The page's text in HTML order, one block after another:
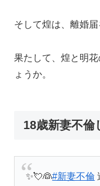
そして煌は、離婚
果たして、煌と明
ょうか。
18歳新妻不倫
✨💘👰#新妻不倫